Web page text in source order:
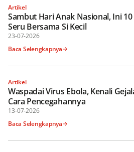
Artikel
Sambut Hari Anak Nasional, Ini
Seru Bersama Si Kecil
23-07-2026
Baca Selengkapnya
Artikel
Waspadai Virus Ebola, Kenali
Cara Pencegahannya
13-07-2026
Baca Selengkapnya